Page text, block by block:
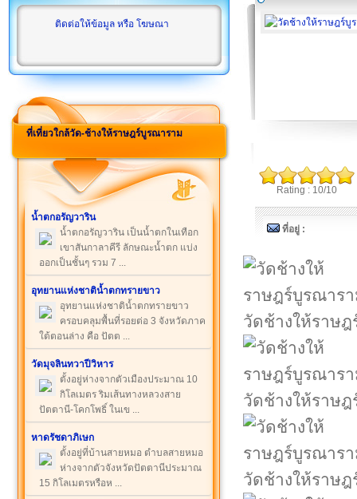
ติดต่อให้ข้อมูล หรือ โฆษณา
ที่เที่ยวใกล้วัด-ช้างให้ราษฎร์บูรณาราม
นํ้าตกอรัญวาริน
น้ำตกอรัญวาริน เป็นน้ำตกในเทือก
เขาสันกาลาคีรี ลักษณะน้ำตก แบ่ง
ออกเป็นชั้นๆ รวม 7 ...
อุทยานแห่งชาติน้ำตกทรายขาว
อุทยานแห่งชาติน้ำตกทรายขาว
ครอบคลุมพื้นที่รอยต่อ 3 จังหวัดภาค
ใต้ตอนล่าง คือ ปัตต ...
วัดมุจลินทวาปีวิหาร
ตั้งอยู่ห่างจากตัวเมืองประมาณ 10
กิโลเมตร ริมเส้นทางหลวงสาย
ปัตตานี-โคกโพธิ์ ในเข ...
หาดรัชดาภิเษก
ตั้งอยู่ที่บ้านสายหมอ ตำบลสายหมอ
ห่างจากตัวจังหวัดปัตตานีประมาณ
15 กิโลเมตรหรือห ...
Rating : 10/10
ที่อยู่ :
วัดช้างให้ราษ
วัดช้างให้ราษ
วัดช้างให้ราษ